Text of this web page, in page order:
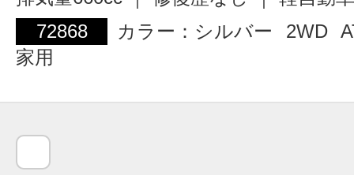
72868
カラー：シルバー 2WD
家用